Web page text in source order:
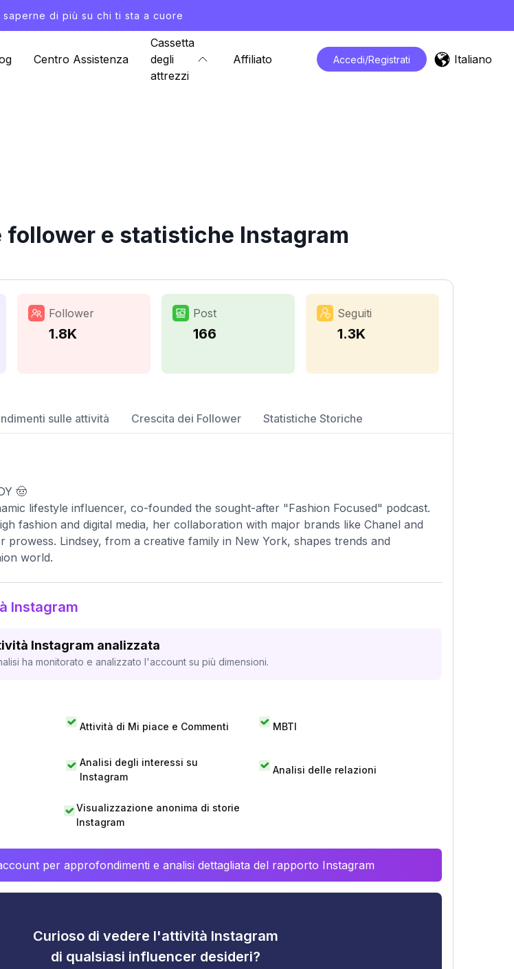
saperne di più su chi ti sta a cuore
Centro Assistenza
Cassetta
degli
attrezzi
Affiliato Accedi/Registrati Italiano
follower e statistiche Instagram
Follower
1.8K
Post
166
Seguiti
1.3K
sulle attività Crescita dei Follower Statistiche Storiche
🤠
lifestyle influencer, co-founded the sought-after "Fashion Focused" podcast.
fashion and digital media, her collaboration with major brands like Chanel and
prowess. Lindsey, from a creative family in New York, shapes trends and
world.
Instagram
Instagram analizzata
ha monitorato e analizzato l'account su più dimensioni.
Attività di Mi piace e Commenti MBTI
Analisi degli interessi su
Instagram
Analisi delle relazioni
Visualizzazione anonima di storie
Instagram
per approfondimenti e analisi dettagliata del rapporto Instagram
Curioso di vedere l'attività Instagram
di qualsiasi influencer desideri?